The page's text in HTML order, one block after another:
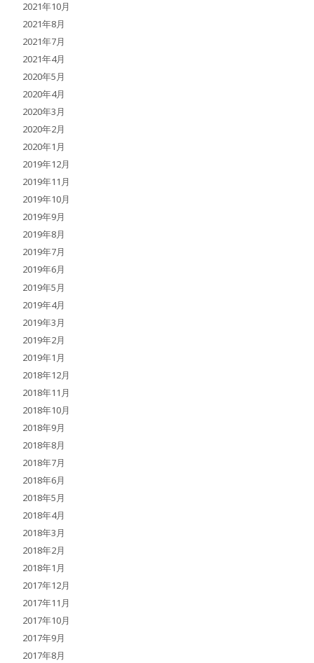
2021年10月
2021年8月
2021年7月
2021年4月
2020年5月
2020年4月
2020年3月
2020年2月
2020年1月
2019年12月
2019年11月
2019年10月
2019年9月
2019年8月
2019年7月
2019年6月
2019年5月
2019年4月
2019年3月
2019年2月
2019年1月
2018年12月
2018年11月
2018年10月
2018年9月
2018年8月
2018年7月
2018年6月
2018年5月
2018年4月
2018年3月
2018年2月
2018年1月
2017年12月
2017年11月
2017年10月
2017年9月
2017年8月